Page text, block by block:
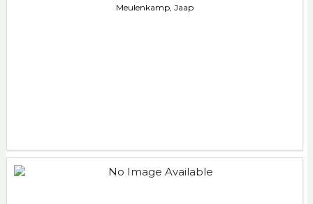
Meulenkamp, Jaap